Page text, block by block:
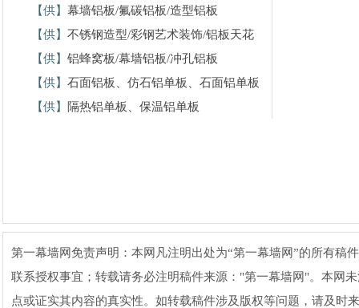
【供】 幕墙铝板/氟碳铝板/造型铝板
【供】 不锈钢造型/彩钢艺术装饰/铝板天花
【供】 铝蜂窝板/幕墙铝板/冲孔铝板
【供】 石面铝板、仿石铝单板、石面铝单板
【供】
隔热铝单板、保温铝单板
第一幕墙网免责声明：本网凡注明出处为“第一幕墙网”的所有稿
联系授权事宜；转载请务必注明稿件来源："第一幕墙网"。本网
点或证实其内容的真实性。如转载稿件涉及版权等问题，请及时